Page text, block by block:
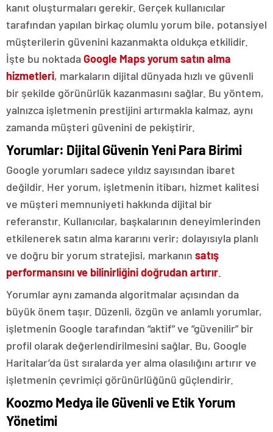
kanıt oluşturmaları gerekir. Gerçek kullanıcılar
tarafından yapılan birkaç olumlu yorum bile, potansiyel
müşterilerin güvenini kazanmakta oldukça etkilidir.
İşte bu noktadaGoogle Maps yorum satın alma
hizmetleri, markaların dijital dünyada hızlı ve güvenli
bir şekilde görünürlük kazanmasını sağlar. Bu yöntem,
yalnızca işletmenin prestijini artırmakla kalmaz, aynı
zamanda müşteri güvenini de pekiştirir.
Yorumlar: Dijital Güvenin Yeni Para Birimi
Google yorumları sadece yıldız sayısından ibaret
değildir. Her yorum, işletmenin itibarı, hizmet kalitesi
ve müşteri memnuniyeti hakkında dijital bir
referanstır. Kullanıcılar, başkalarının deneyimlerinden
etkilenerek satın alma kararını verir; dolayısıyla planlı
ve doğru bir yorum stratejisi, markanın satış
performansını ve bilinirliğini doğrudan artırır
Yorumlar aynı zamanda algoritmalar açısından da
büyük önem taşır. Düzenli, özgün ve anlamlı yorumlar,
işletmenin Google tarafından “aktif” ve “güvenilir” bir
profil olarak değerlendirilmesini sağlar. Bu, Google
Haritalar’da üst sıralarda yer alma olasılığını artırır ve
işletmenin çevrimiçi görünürlüğünü güçlendirir.
Koozmo Medya ile Güvenli ve Etik Yorum
Yönetimi